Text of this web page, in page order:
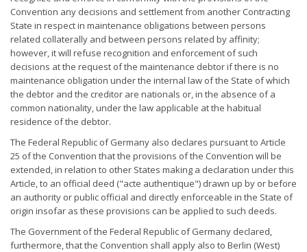
Convention any decisions and settlement from another Contracting
State in respect in maintenance obligations between persons
related collaterally and between persons related by affinity;
however, it will refuse recognition and enforcement of such
decisions at the request of the maintenance debtor if there is no
maintenance obligation under the internal law of the State of which
the debtor and the creditor are nationals or, in the absence of a
common nationality, under the law applicable at the habitual
residence of the debtor.
The Federal Republic of Germany also declares pursuant to Article
25 of the Convention that the provisions of the Convention will be
extended, in relation to other States making a declaration under this
Article, to an official deed ("acte authentique") drawn up by or before
an authority or public official and directly enforceable in the State of
origin insofar as these provisions can be applied to such deeds.
The Government of the Federal Republic of Germany declared,
furthermore, that the Convention shall apply also to Berlin (West)